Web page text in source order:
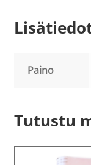
Paino
Tutustu